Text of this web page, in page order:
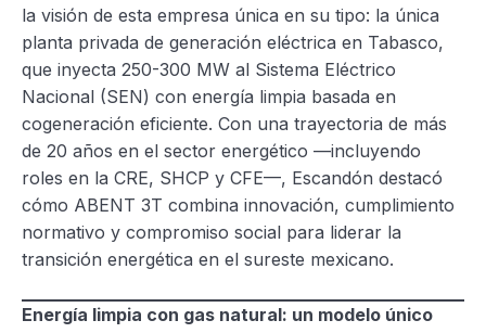
la visión de esta empresa única en su tipo: la única
planta privada de generación eléctrica en Tabasco,
que inyecta 250-300 MW al Sistema Eléctrico
Nacional (SEN) con energía limpia basada en
cogeneración eficiente. Con una trayectoria de más
de 20 años en el sector energético —incluyendo
roles en la CRE, SHCP y CFE—, Escandón destacó
cómo ABENT 3T combina innovación, cumplimiento
normativo y compromiso social para liderar la
transición energética en el sureste mexicano.
Energía limpia con gas natural: un modelo único